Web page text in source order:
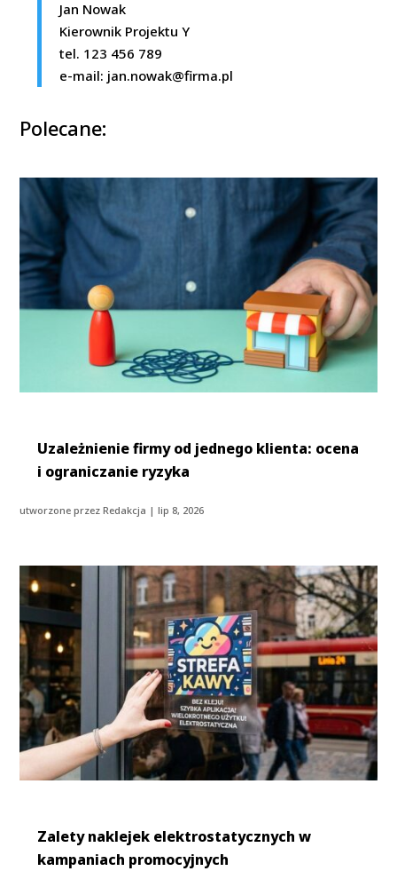
Jan Nowak
Kierownik Projektu Y
tel. 123 456 789
e-mail: jan.nowak@firma.pl
Polecane:
Uzależnienie firmy od jednego klienta: ocena
i ograniczanie ryzyka
utworzone przezRedakcja |lip 8, 2026
Zalety naklejek elektrostatycznych w
kampaniach promocyjnych